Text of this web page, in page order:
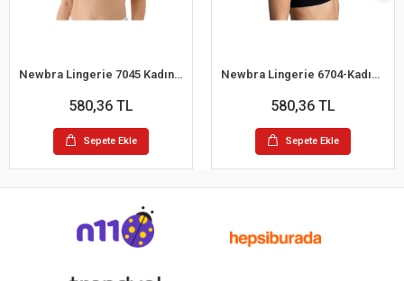
Newbra Lingerie 7045 Kadın Desteksiz B Cup Dantelli Sutyen
580,36 TL
Sepete Ekle
Newbra Lingerie 6704-Kadın Desteksiz B Cup Hayalet Sutyen
580,36 TL
Sepete Ekle